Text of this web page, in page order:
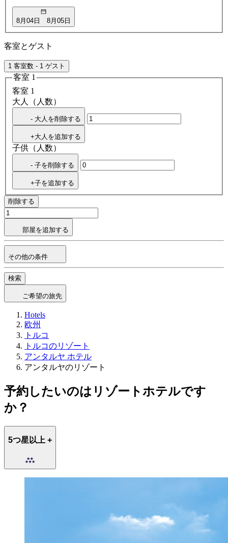
8月04日 8月05日
客室とゲスト
1 客室数 - 1 ゲスト
客室 1
客室 1
大人（人数）
- 大人を削除する
+大人を追加する
子供（人数）
- 子を削除する
+子を追加する
削除する
部屋を追加する
その他の条件
検索
ご希望の旅先
Hotels
欧州
トルコ
トルコのリゾート
アンタルヤ ホテル
アンタルヤのリゾート
予約したいのはリゾートホテルです
か？
5つ星以上 +